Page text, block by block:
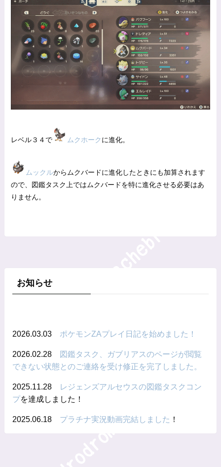
レベル３４で ムクホークに進化。
ムックルからムクバードに進化したときにも加算されます
ので、図鑑タスク上ではムクバードを特に進化させる必要はあ
りません。
お知らせ
2026.03.03 ポケモンZAプレイ日記を始めました！
2026.02.28 図鑑タスク、ガブリアスのページが閲覧
できない状態とのご連絡を受け修正を完了しました。
2025.11.28
レジェンズアルセウスの図鑑タスクコン
プを達成しました！
2025.06.18 プラチナ実況動画完結しました ！